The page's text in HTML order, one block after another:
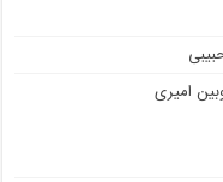
امیری